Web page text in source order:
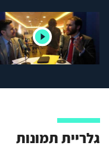
גלריית תמונות